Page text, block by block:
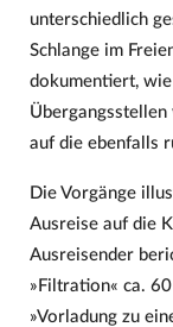
unterschiedlich
Schlange im
dokumentiert,
Übergangsstellen
auf die ebenfalls
Die Vorgänge
Ausreise auf die
Ausreisender
»Filtration« ca.
»Vorladung zu